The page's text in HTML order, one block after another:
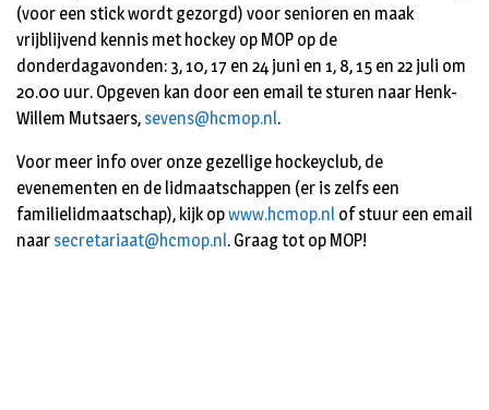
(voor een stick wordt gezorgd) voor senioren en maak
vrijblijvend kennis met hockey op MOP op de
donderdagavonden: 3, 10, 17 en 24 juni en 1, 8, 15 en 22 juli om
20.00 uur. Opgeven kan door een email te sturen naar Henk-
Willem Mutsaers, sevens@hcmop.nl.
Voor meer info over onze gezellige hockeyclub, de
evenementen en de lidmaatschappen (er is zelfs een
familielidmaatschap), kijk opwww.hcmop.nl of stuur een email
naar secretariaat@hcmop.nl. Graag tot op MOP!